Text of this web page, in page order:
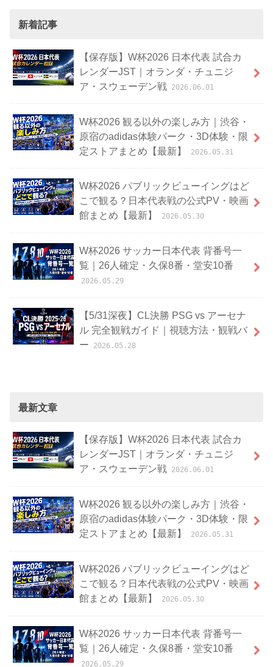
新着記事
【保存版】W杯2026 日本代表 試合カ
レンダーJST｜オランダ・チュニジ
ア・スウェーデン戦
2026.06.01
W杯2026 観る以外の楽しみ方｜渋谷・
原宿のadidas体験パーク・3D体験・限
定ストアまとめ【最新】
2026.05.31
W杯2026 パブリックビューイングはど
こで観る？日本代表戦の公式PV・映画
館まとめ【最新】
2026.05.30
W杯2026 サッカー日本代表 背番号一
覧｜26人確定・久保8番・堂安10番
2026.05.29
【5/31深夜】CL決勝 PSG vs アーセナ
ル 完全観戦ガイド｜視聴方法・観戦バ
ー
2026.05.28
最新文章
【保存版】W杯2026 日本代表 試合カ
レンダーJST｜オランダ・チュニジ
ア・スウェーデン戦 2026.06.01
W杯2026 観る以外の楽しみ方｜渋谷・
原宿のadidas体験パーク・3D体験・限
定ストアまとめ【最新】
2026.05.31
W杯2026 パブリックビューイングはど
こで観る？日本代表戦の公式PV・映画
館まとめ【最新】
2026.05.30
W杯2026 サッカー日本代表 背番号一
覧｜26人確定・久保8番・堂安10番
2026.05.29